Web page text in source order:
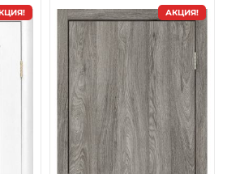
АКЦИЯ!